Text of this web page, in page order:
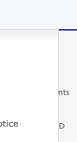
établissements
en EHPAD